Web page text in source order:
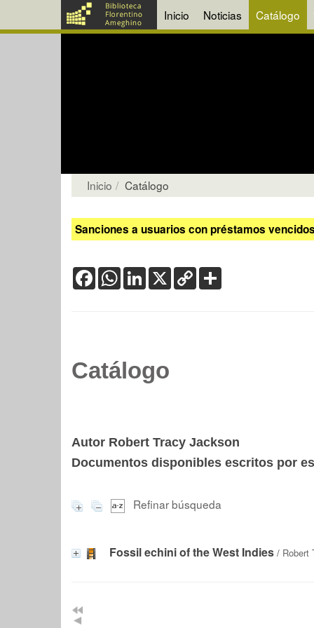
Inicio Noticias Catálogo
Inicio Catálogo
Sanciones a usuarios con préstamos
FacebookWhatsApp
LinkedIn
X Copy
Link
Catálogo
Autor Robert Tracy Jackson
Documentos disponibles escritos por
Refinar búsqueda
Fossil echini of the West Indies / Robert